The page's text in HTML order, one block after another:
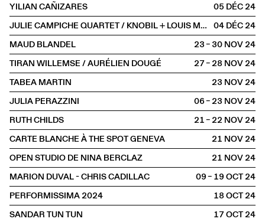
YILIAN CAÑIZARES
05 DÉC2024
JULIE CAMPICHE QUARTET / KNOBIL + LOUIS MATUTE
04 DÉC2024
MAUD BLANDEL
23 – 30 NOV2024
TIRAN WILLEMSE / AURÉLIEN DOUGÉ
27 – 28 NOV2024
TABEA MARTIN
23 NOV2024
JULIA PERAZZINI
06 – 23 NOV2024
RUTH CHILDS
21 – 22 NOV2024
CARTE BLANCHE À THE SPOT GENEVA
21 NOV2024
OPEN STUDIO DE NINA BERCLAZ
21 NOV2024
MARION DUVAL - CHRIS CADILLAC
09 – 19 OCT2024
PERFORMISSIMA 2024
18 OCT2024
SANDAR TUN TUN
17 OCT2024